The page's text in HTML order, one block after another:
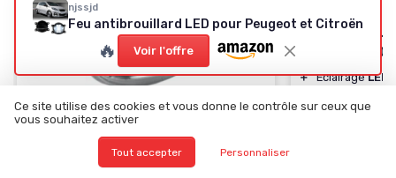
Clignotants latéraux BIAREN pour
Lot de 2 clignotants
Feu
Peugeot et
＋ ÉclairageLED
njssjd
Feu antibrouillard LED pour Peugeot et Citroën
🔥 Voir l'offre
Ce site utilise des cookies et vous donne le contrôle sur ceux que
vous souhaitez activer
Tout accepter Personnaliser